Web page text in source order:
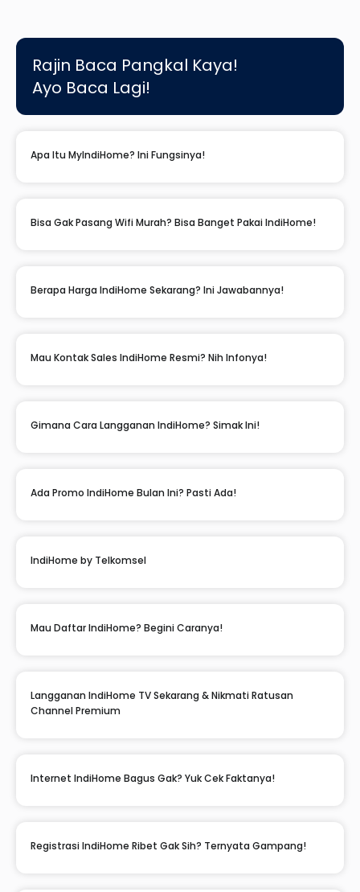
Rajin Baca Pangkal Kaya!
Ayo Baca Lagi!
Apa Itu MyIndiHome? Ini Fungsinya!
Bisa Gak Pasang Wifi Murah? Bisa Banget Pakai IndiHome!
Berapa Harga IndiHome Sekarang? Ini Jawabannya!
Mau Kontak Sales IndiHome Resmi? Nih Infonya!
Gimana Cara Langganan IndiHome? Simak Ini!
Ada Promo IndiHome Bulan Ini? Pasti Ada!
IndiHome by Telkomsel
Mau Daftar IndiHome? Begini Caranya!
Langganan IndiHome TV Sekarang & Nikmati Ratusan
Channel Premium
Internet IndiHome Bagus Gak? Yuk Cek Faktanya!
Registrasi IndiHome Ribet Gak Sih? Ternyata Gampang!